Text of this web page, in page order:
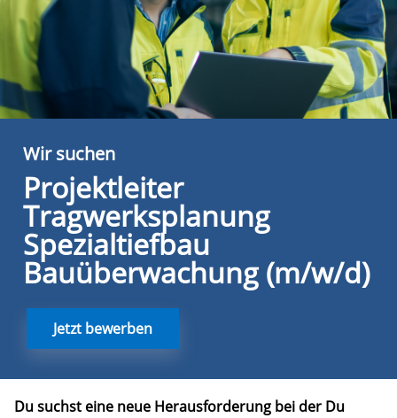
Wir suchen
Projektleiter
Tragwerksplanung
Spezialtiefbau
Bauüberwachung (m/w/d)
Jetzt bewerben
Du suchst eine neue Herausforderung bei der Du